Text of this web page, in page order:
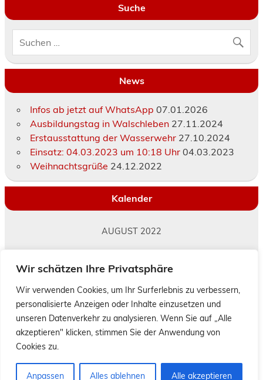
Wir schätzen Ihre Privatsphäre
Wir verwenden Cookies, um Ihr Surferlebnis zu verbessern,
personalisierte Anzeigen oder Inhalte einzusetzen und
unseren Datenverkehr zu analysieren. Wenn Sie auf „Alle
akzeptieren" klicken, stimmen Sie der Anwendung von
Cookies zu.
Anpassen Alles ablehnen Alle akzeptieren
Suche
News
Infos ab jetzt auf WhatsApp 07.01.2026
Ausbildungstag in Walschleben 27.11.2024
Erstausstattung der Wasserwehr 27.10.2024
Einsatz: 04.03.2023 um 10:18 Uhr 04.03.2023
Weihnachtsgrüße 24.12.2022
Kalender
AUGUST 2022
1 2 3 4 5
8
9 10 11 12 13
14
15
16 17 18 19 20
22
23 24 25 26 27
28
29
30
31
« Juli
Sep. »